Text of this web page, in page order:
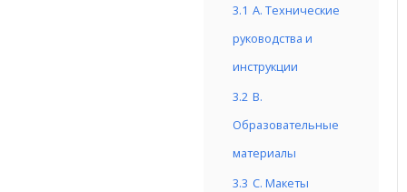
3.1 A. Технические
руководства и
инструкции
3.2 B.
Образовательные
материалы
3.3 C. Макеты